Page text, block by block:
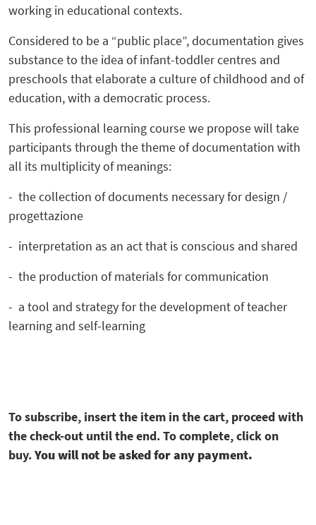
working in educational contexts.
Considered to be a “public place”, documentation gives
substance to the idea of infant-toddler centres and
preschools that elaborate a culture of childhood and of
education, with a democratic process.
This professional learning course we propose will take
participants through the theme of documentation with
all its multiplicity of meanings:
- the collection of documents necessary for design /
progettazione
- interpretation as an act that is conscious and shared
- the production of materials for communication
- a tool and strategy for the development of teacher
learning and self-learning
To subscribe, insert the item in the cart, proceed with
the check-out until the end. To complete, click on
buy.You will not be asked for any payment.